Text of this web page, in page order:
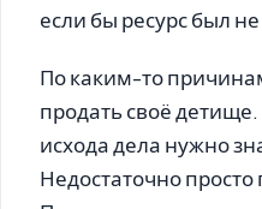
если бы ресурс был
По каким-то
продать своё
исхода дела нужно
Недостаточно